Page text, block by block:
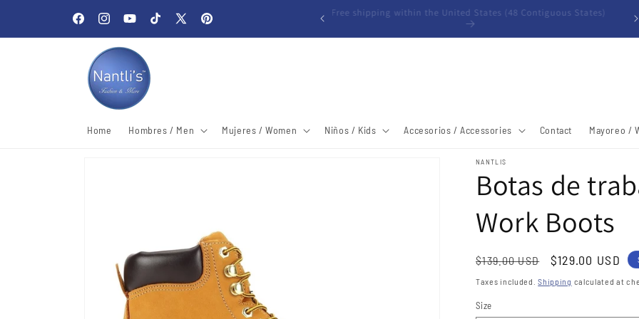
FacebookInstagramYouTubeTikTok X
Pinterest
Welcome to our store Free shipping within the United States (48 Contiguous States)
Home Hombres / Men Mujeres / Women Niños / Kids Accesorios / Accessories Contact Mayoreo /
NANTLIS
Botas de
Work Boots
Regular
price
$139.00 USD
Sale
price
$129.00 USD
Taxes included.Shipping calculated at
Size